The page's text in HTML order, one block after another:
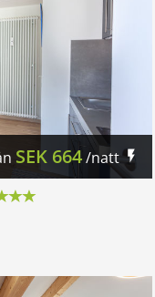
SEK 664/natt